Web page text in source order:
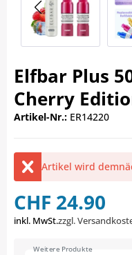
Elfbar Plus
Cherry
Artikel-Nr.: ER14220
Artikel wird
CHF 24.90
inkl. MwSt.zzgl.
Weitere Produkte